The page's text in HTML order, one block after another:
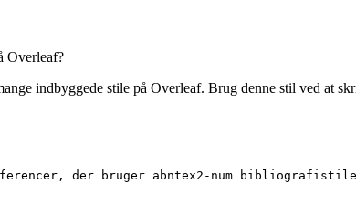
Overleaf?
indbyggede stile på Overleaf. Brug denne stil ved at
der bruger abntex2-num